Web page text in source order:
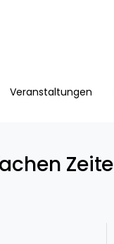
Veranstaltungen